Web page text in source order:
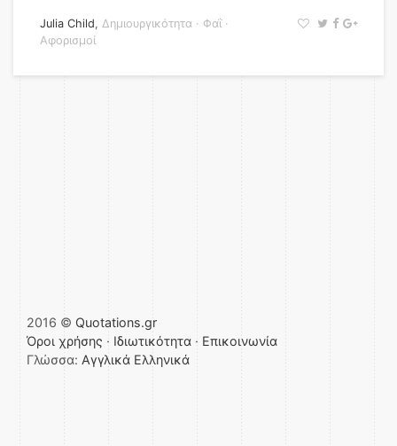
Julia Child, Δημιουργικότητα · Φαΐ·
Αφορισμοί
2016 © Quotations.gr
Όροι χρήσης · Ιδιωτικότητα · Επικοινωνία
Γλώσσα: Αγγλικά Ελληνικά